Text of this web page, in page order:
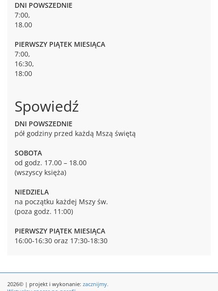
DNI POWSZEDNIE
7:00,
18.00
PIERWSZY PIĄTEK MIESIĄCA
7:00,
16:30,
18:00
Spowiedź
DNI POWSZEDNIE
pół godziny przed każdą Mszą świętą
SOBOTA
od godz. 17.00 – 18.00
(wszyscy księża)
NIEDZIELA
na początku każdej Mszy św.
(poza godz. 11:00)
PIERWSZY PIĄTEK MIESIĄCA
16:00-16:30 oraz 17:30-18:30
2026© | projekt i wykonanie: zacznijmy.